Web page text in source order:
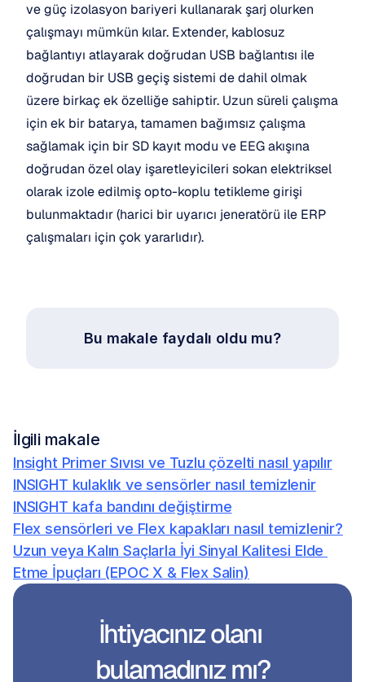
ve güç izolasyon bariyeri kullanarak şarj olurken
çalışmayı mümkün kılar. Extender, kablosuz
bağlantıyı atlayarak doğrudan USB bağlantısı ile
doğrudan bir USB geçiş sistemi de dahil olmak
üzere birkaç ek özelliğe sahiptir. Uzun süreli çalışma
için ek bir batarya, tamamen bağımsız çalışma
sağlamak için bir SD kayıt modu ve EEG akışına
doğrudan özel olay işaretleyicileri sokan elektriksel
olarak izole edilmiş opto-koplu tetikleme girişi
bulunmaktadır (harici bir uyarıcı jeneratörü ile ERP
çalışmaları için çok yararlıdır).
Bu makale faydalı oldu mu?
İlgili makale
Insight Primer Sıvısı ve Tuzlu çözelti nasıl yapılır
INSIGHT kulaklık ve sensörler nasıl temizlenir
INSIGHT kafa bandını değiştirme
Flex sensörleri ve Flex kapakları nasıl temizlenir?
Uzun veya Kalın Saçlarla İyi Sinyal Kalitesi Elde
Etme İpuçları (EPOC X & Flex Salin)
İhtiyacınız olanı
bulamadınız mı?